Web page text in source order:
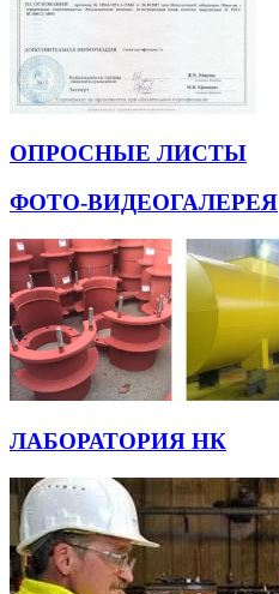
ОПРОСНЫЕ ЛИСТЫ
ФОТО-ВИДЕОГАЛЕРЕЯ
ЛАБОРАТОРИЯ НК